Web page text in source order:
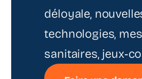
déloyale,
technologies,
sanitaires,